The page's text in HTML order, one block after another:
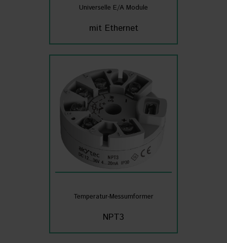
Universelle E/A Module
mit Ethernet
Temperatur-Messumformer
NPT3